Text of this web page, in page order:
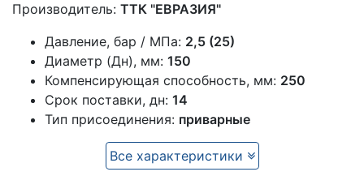
Производитель: ТТК "ЕВРАЗИЯ"
Давление, бар / МПа: 2,5 (25)
Диаметр (Дн), мм: 150
Компенсирующая способность, мм: 250
Срок поставки, дн: 14
Тип присоединения: приварные
Все характеристики